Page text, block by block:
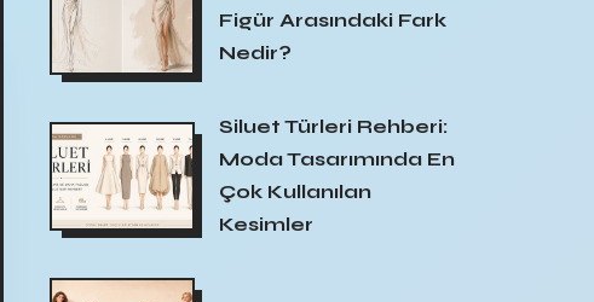
Figür Arasındaki Fark
Nedir?
Siluet Türleri Rehberi:
Moda Tasarımında En
Çok Kullanılan
Kesimler